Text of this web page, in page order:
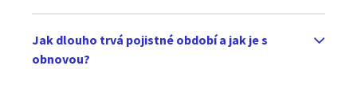
Jak dlouho trvá pojistné období a jak je s
obnovou?